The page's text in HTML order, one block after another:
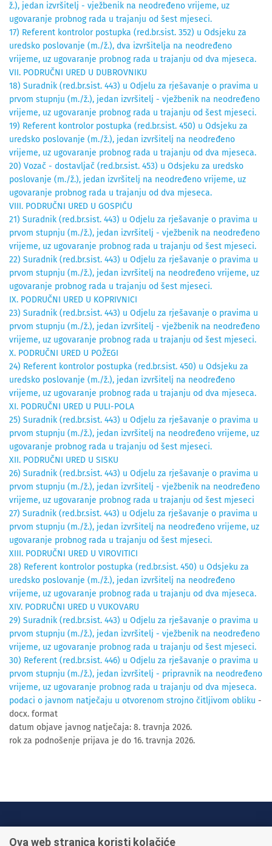
ž.), jedan izvršitelj - vježbenik na neodređeno vrijeme, uz
ugovaranje probnog rada u trajanju od šest mjeseci.
17) Referent kontrolor postupka (red.br.sist. 352) u Odsjeku za
uredsko poslovanje (m./ž.), dva izvršitelja na neodređeno
vrijeme, uz ugovaranje probnog rada u trajanju od dva mjeseca.
VII. PODRUČNI URED U DUBROVNIKU
18) Suradnik (red.br.sist. 443) u Odjelu za rješavanje o pravima u
prvom stupnju (m./ž.), jedan izvršitelj - vježbenik na neodređeno
vrijeme, uz ugovaranje probnog rada u trajanju od šest mjeseci.
19) Referent kontrolor postupka (red.br.sist. 450) u Odsjeku za
uredsko poslovanje (m./ž.), jedan izvršitelj na neodređeno
vrijeme, uz ugovaranje probnog rada u trajanju od dva mjeseca.
20) Vozač - dostavljač (red.br.sist. 453) u Odsjeku za uredsko
poslovanje (m./ž.), jedan izvršitelj na neodređeno vrijeme, uz
ugovaranje probnog rada u trajanju od dva mjeseca.
VIII. PODRUČNI URED U GOSPIĆU
21) Suradnik (red.br.sist. 443) u Odjelu za rješavanje o pravima u
prvom stupnju (m./ž.), jedan izvršitelj - vježbenik na neodređeno
vrijeme, uz ugovaranje probnog rada u trajanju od šest mjeseci.
22) Suradnik (red.br.sist. 443) u Odjelu za rješavanje o pravima u
prvom stupnju (m./ž.), jedan izvršitelj na neodređeno vrijeme, uz
ugovaranje probnog rada u trajanju od šest mjeseci.
IX. PODRUČNI URED U KOPRIVNICI
23) Suradnik (red.br.sist. 443) u Odjelu za rješavanje o pravima u
prvom stupnju (m./ž.), jedan izvršitelj - vježbenik na neodređeno
vrijeme, uz ugovaranje probnog rada u trajanju od šest mjeseci.
X. PODRUČNI URED U POŽEGI
24) Referent kontrolor postupka (red.br.sist. 450) u Odsjeku za
uredsko poslovanje (m./ž.), jedan izvršitelj na neodređeno
vrijeme, uz ugovaranje probnog rada u trajanju od dva mjeseca.
XI. PODRUČNI URED U PULI-POLA
25) Suradnik (red.br.sist. 443) u Odjelu za rješavanje o pravima u
prvom stupnju (m./ž.), jedan izvršitelj na neodređeno vrijeme, uz
ugovaranje probnog rada u trajanju od šest mjeseci.
XII. PODRUČNI URED U SISKU
26) Suradnik (red.br.sist. 443) u Odjelu za rješavanje o pravima u
prvom stupnju (m./ž.), jedan izvršitelj - vježbenik na neodređeno
vrijeme, uz ugovaranje probnog rada u trajanju od šest mjeseci
27) Suradnik (red.br.sist. 443) u Odjelu za rješavanje o pravima u
prvom stupnju (m./ž.), jedan izvršitelj na neodređeno vrijeme, uz
ugovaranje probnog rada u trajanju od šest mjeseci.
XIII. PODRUČNI URED U VIROVITICI
28) Referent kontrolor postupka (red.br.sist. 450) u Odsjeku za
uredsko poslovanje (m./ž.), jedan izvršitelj na neodređeno
vrijeme, uz ugovaranje probnog rada u trajanju od dva mjeseca.
XIV. PODRUČNI URED U VUKOVARU
29) Suradnik (red.br.sist. 443) u Odjelu za rješavanje o pravima u
prvom stupnju (m./ž.), jedan izvršitelj - vježbenik na neodređeno
vrijeme, uz ugovaranje probnog rada u trajanju od šest mjeseci.
30) Referent (red.br.sist. 446) u Odjelu za rješavanje o pravima u
prvom stupnju (m./ž.), jedan izvršitelj - pripravnik na neodređeno
vrijeme, uz ugovaranje probnog rada u trajanju od dva mjeseca.
podaci o javnom natječaju u otvorenom strojno čitljivom obliku -
docx. format
datum objave javnog natječaja: 8. travnja 2026.
rok za podnošenje prijava je do 16. travnja 2026.
Ova web stranica koristi kolačiće